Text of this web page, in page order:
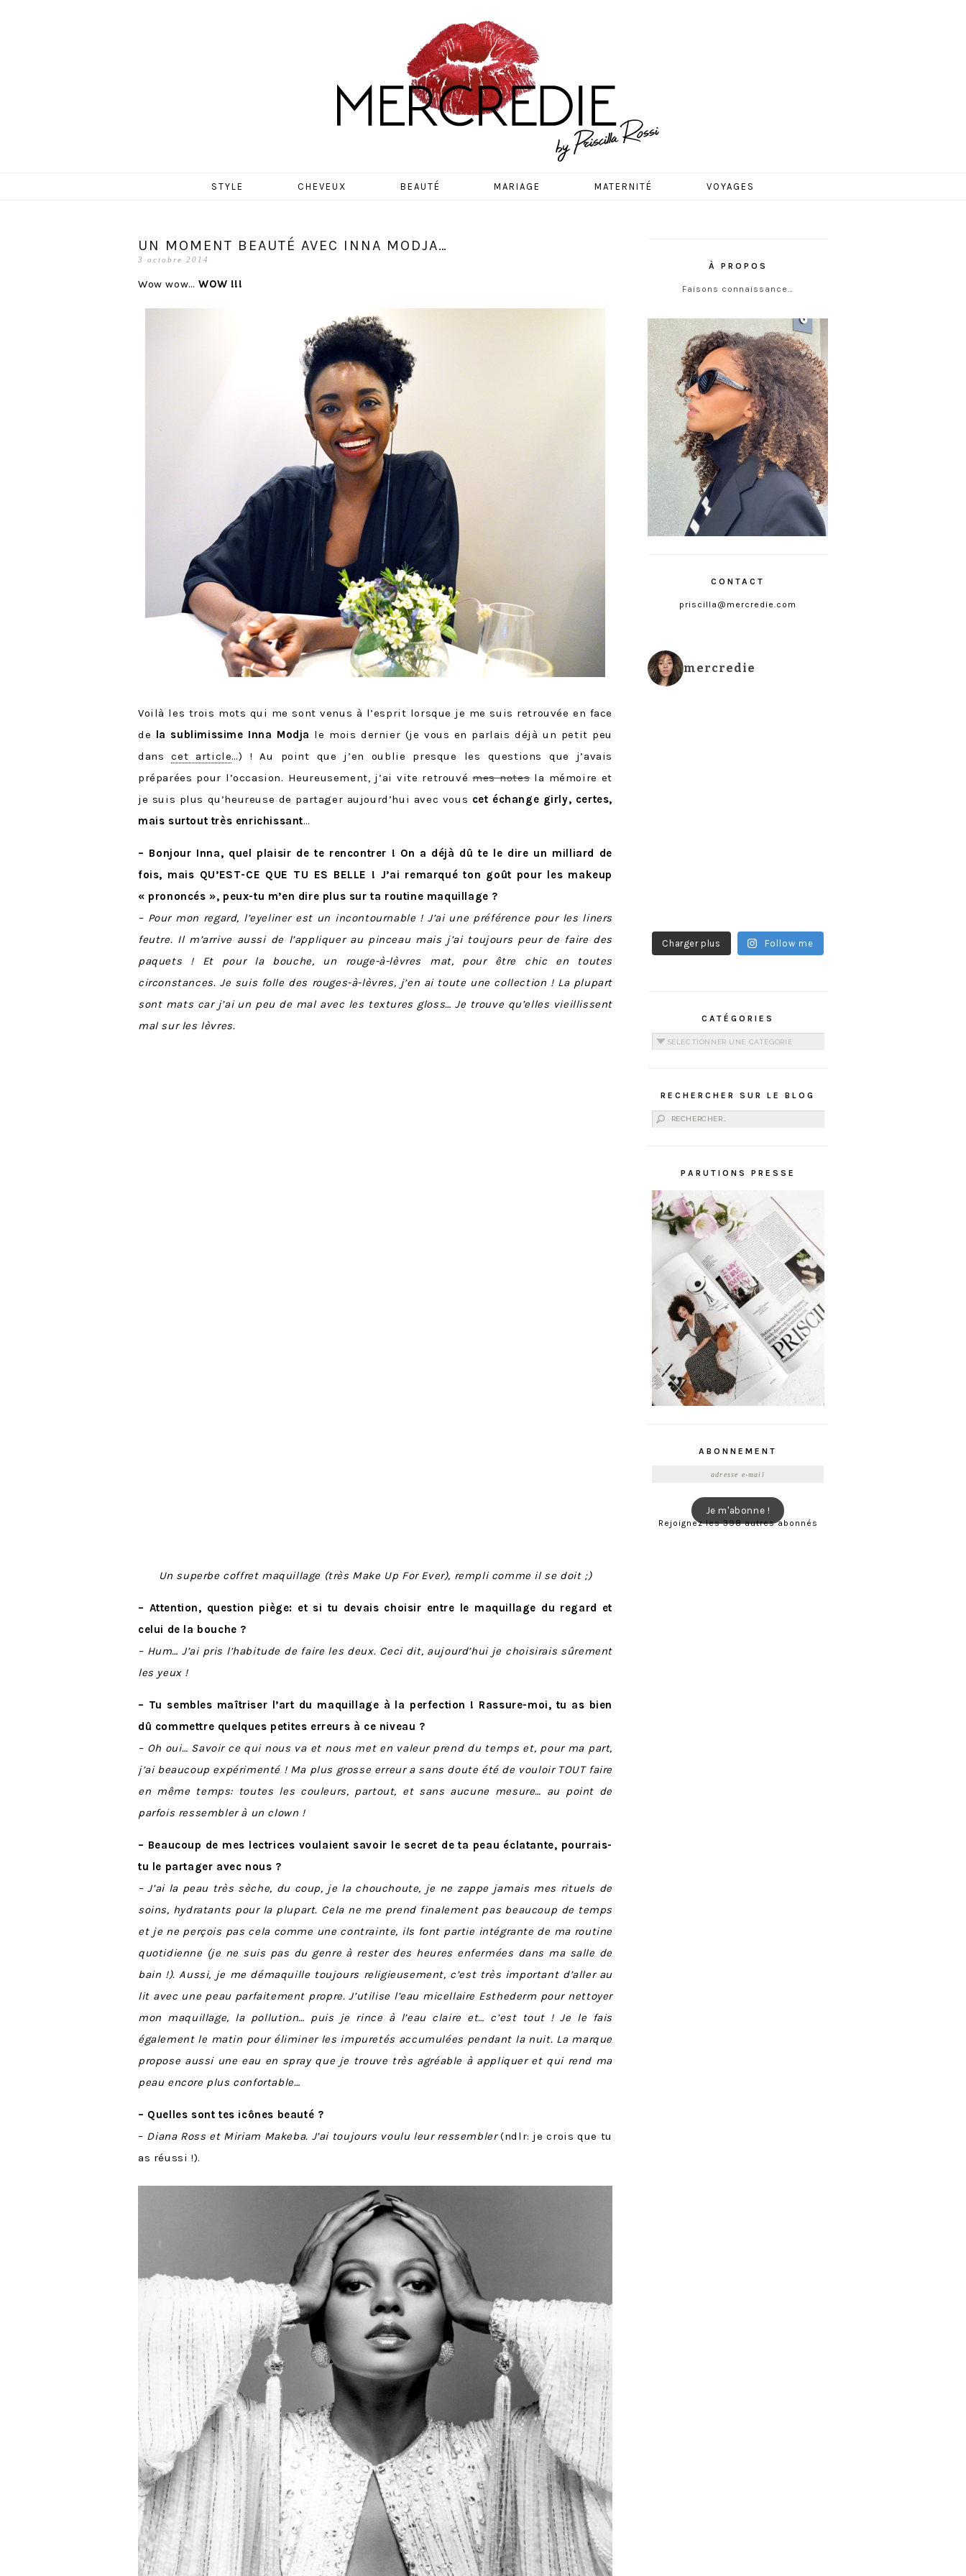
MERCREDIE
STYLE CHEVEUX BEAUTÉ MARIAGE MATERNITÉ VOYAGES
UN MOMENT BEAUTÉ AVEC INNA MODJA…
3 octobre 2014
Wow wow…WOW !!!
Voilà les trois mots qui me sont venus à l’esprit lorsque je me suis retrouvée en face
de la sublimissime Inna Modja le mois dernier (je vous en parlais déjà un petit peu
danscet article…) ! Au point que j’en oublie presque les questions que j’avais
préparées pour l’occasion. Heureusement, j’ai vite retrouvémes notesla mémoire et
je suis plus qu’heureuse de partager aujourd’hui avec vous cet échange girly, certes,
mais surtout très enrichissant…
– Bonjour Inna, quel plaisir de te rencontrer ! On a déjà dû te le dire un milliard de
fois, mais QU’EST-CE QUE TU ES BELLE ! J’ai remarqué ton goût pour les makeup
« prononcés », peux-tu m’en dire plus sur ta routine maquillage ?
– Pour mon regard, l’eyeliner est un incontournable ! J’ai une préférence pour les liners
feutre. Il m’arrive aussi de l’appliquer au pinceau mais j’ai toujours peur de faire des
paquets ! Et pour la bouche, un rouge-à-lèvres mat, pour être chic en toutes
circonstances. Je suis folle des rouges-à-lèvres, j’en ai toute une collection ! La plupart
sont mats car j’ai un peu de mal avec les textures gloss… Je trouve qu’elles vieillissent
mal sur les lèvres.
Un superbe coffret maquillage (très Make Up For Ever), rempli comme il se doit ;)
– Attention, question piège: et si tu devais choisir entre le maquillage du regard et
celui de la bouche ?
– Hum… J’ai pris l’habitude de faire les deux. Ceci dit, aujourd’hui je choisirais sûrement
les yeux !
– Tu sembles maîtriser l’art du maquillage à la perfection ! Rassure-moi, tu as bien
dû commettre quelques petites erreurs à ce niveau ?
– Oh oui… Savoir ce qui nous va et nous met en valeur prend du temps et, pour ma part,
j’ai beaucoup expérimenté ! Ma plus grosse erreur a sans doute été de vouloir TOUT faire
en même temps: toutes les couleurs, partout, et sans aucune mesure… au point de
parfois ressembler à un clown !
– Beaucoup de mes lectrices voulaient savoir le secret de ta peau éclatante, pourrais-
tu le partager avec nous ?
– J’ai la peau très sèche, du coup, je la chouchoute, je ne zappe jamais mes rituels de
soins, hydratants pour la plupart. Cela ne me prend finalement pas beaucoup de temps
et je ne perçois pas cela comme une contrainte, ils font partie intégrante de ma routine
quotidienne (je ne suis pas du genre à rester des heures enfermées dans ma salle de
bain !). Aussi, je me démaquille toujours religieusement, c’est très important d’aller au
lit avec une peau parfaitement propre. J’utilise l’eau micellaire Esthederm pour nettoyer
mon maquillage, la pollution… puis je rince à l’eau claire et… c’est tout ! Je le fais
également le matin pour éliminer les impuretés accumulées pendant la nuit. La marque
propose aussi une eau en spray que je trouve très agréable à appliquer et qui rend ma
peau encore plus confortable…
– Quelles sont tes icônes beauté ?
– Diana Ross et Miriam Makeba. J’ai toujours voulu leur ressembler(ndlr: je crois que tu
as réussi !).
À PROPOS
Faisons connaissance…
CONTACT
priscilla@mercredie.com
mercredie
Charger plus Follow me
CATÉGORIES
Catégories
RECHERCHER SUR LE BLOG
Rechercher :
PARUTIONS PRESSE
ABONNEMENT
Je m'abonne !
Rejoignez les 398 autres abonnés